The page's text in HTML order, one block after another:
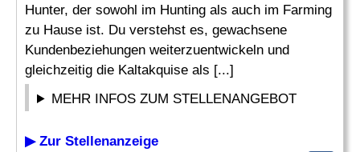
Hunter, der sowohl im Hunting als auch im Farming
zu Hause ist. Du verstehst es, gewachsene
Kundenbeziehungen weiterzuentwickeln und
gleichzeitig die Kaltakquise als [...]
MEHR INFOS ZUM STELLENANGEBOT
▶ Zur Stellenanzeige